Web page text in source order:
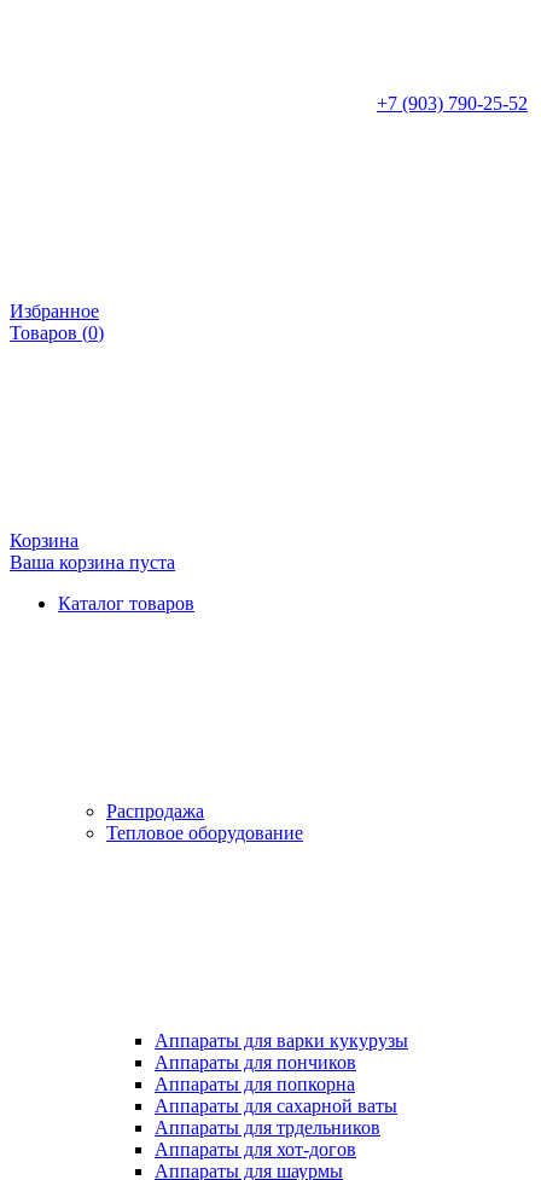
+7 (903) 790-25-52
Избранное
Товаров (0)
Корзина
Ваша корзина пуста
Каталог товаров
Распродажа
Тепловое оборудование
Аппараты для варки кукурузы
Аппараты для пончиков
Аппараты для попкорна
Аппараты для сахарной ваты
Аппараты для трдельников
Аппараты для хот-догов
Аппараты для шаурмы